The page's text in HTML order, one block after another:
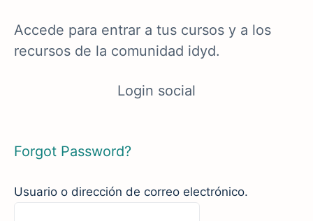
Accede para entrar a tus cursos y a los
recursos de la comunidad idyd.
Login social
Forgot Password?
Usuario o dirección de correo electrónico.